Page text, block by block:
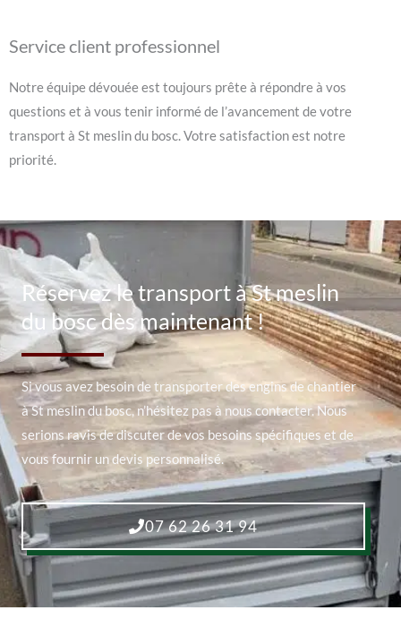
Service client professionnel
Notre équipe dévouée est toujours prête à répondre à vos
questions et à vous tenir informé de l’avancement de votre
transport à St meslin du bosc. Votre satisfaction est notre
priorité.
Réservez le transport à St meslin
du bosc dès maintenant !
Si vous avez besoin de transporter des engins de chantier
à St meslin du bosc, n’hésitez pas à nous contacter. Nous
serions ravis de discuter de vos besoins spécifiques et de
vous fournir un devis personnalisé.
07 62 26 31 94